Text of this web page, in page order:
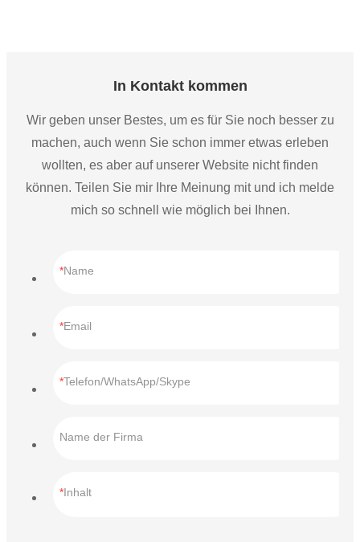
In Kontakt kommen
Wir geben unser Bestes, um es für Sie noch besser zu
machen, auch wenn Sie schon immer etwas erleben
wollten, es aber auf unserer Website nicht finden
können. Teilen Sie mir Ihre Meinung mit und ich melde
mich so schnell wie möglich bei Ihnen.
Name
Email
Telefon/WhatsApp/Skype
Name der Firma
Inhalt